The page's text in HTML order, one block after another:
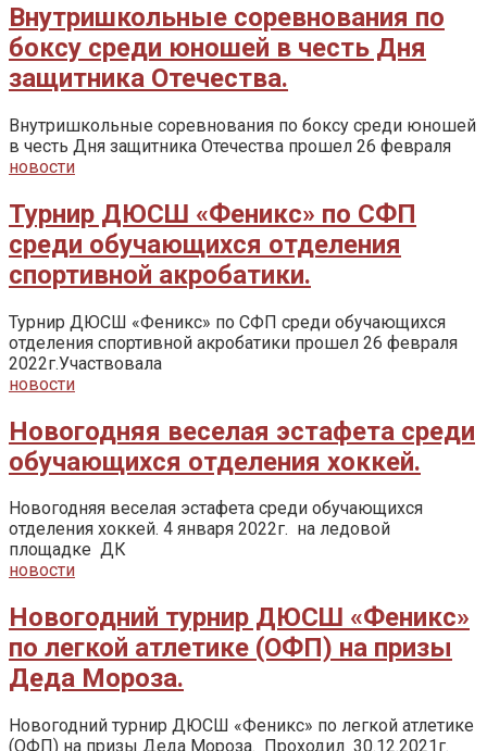
Внутришкольные соревнования по
боксу среди юношей в честь Дня
защитника Отечества.
Внутришкольные соревнования по боксу среди юношей
в честь Дня защитника Отечества прошел 26 февраля
новости
Турнир ДЮСШ «Феникс» по СФП
среди обучающихся отделения
спортивной акробатики.
Турнир ДЮСШ «Феникс» по СФП среди обучающихся
отделения спортивной акробатики прошел 26 февраля
2022г.Участвовала
новости
Новогодняя веселая эстафета среди
обучающихся отделения хоккей.
Новогодняя веселая эстафета среди обучающихся
отделения хоккей. 4 января 2022г. на ледовой
площадке ДК
новости
Новогодний турнир ДЮСШ «Феникс»
по легкой атлетике (ОФП) на призы
Деда Мороза.
Новогодний турнир ДЮСШ «Феникс» по легкой атлетике
(ОФП) на призы Деда Мороза. Проходил 30.12.2021г.